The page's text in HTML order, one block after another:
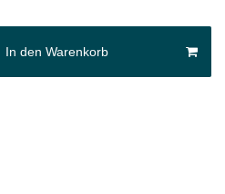
In den Warenkorb